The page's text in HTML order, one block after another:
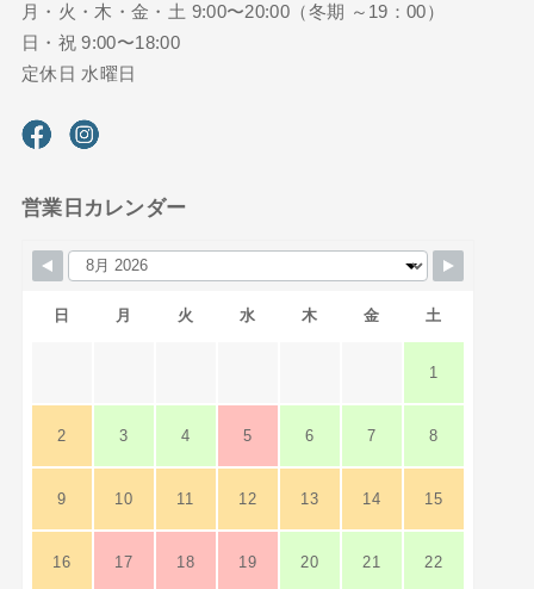
月・火・木・金・土 9:00〜20:00（冬期 ～19：00）
日・祝 9:00〜18:00
定休日 水曜日
営業日カレンダー
日 月 火 水 木 金 土
1
2 3 4 5 6 7 8
9 10 11 12 13 14 15
16 17 18 19 20 21 22